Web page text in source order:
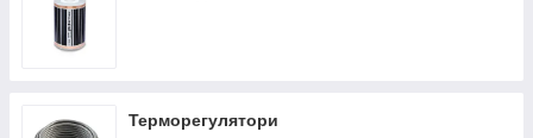
Терморегулятори